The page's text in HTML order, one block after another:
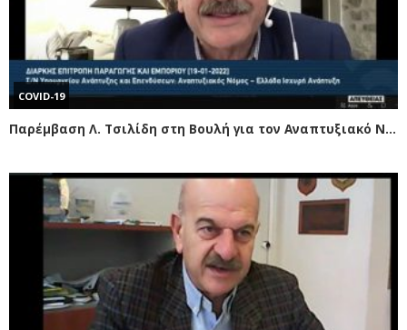
COVID-19
Παρέμβαση Λ. Τσιλίδη στη Βουλή για τον Αναπτυξιακό Νόμο. Ζήτημα οικονομικής και τουριστικής ευημερίας η ένταξη των τουριστικών γραφείων